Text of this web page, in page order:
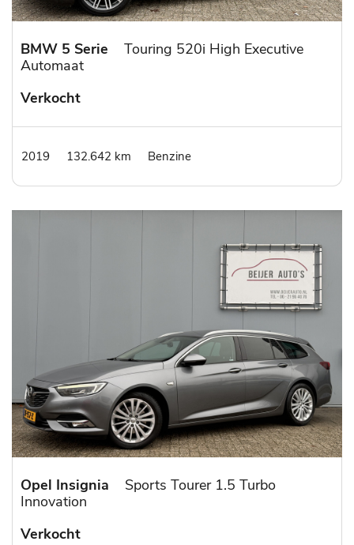
BMW 5 Serie
Touring 520i High Executive
Automaat
Verkocht
2019 132.642 km Benzine
Opel Insignia
Sports Tourer 1.5 Turbo
Innovation
Verkocht